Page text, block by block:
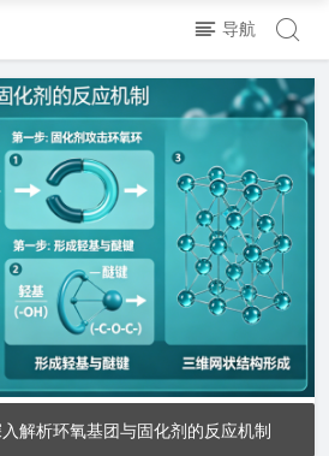
导航
解析环氧基团与固化剂的反应机制